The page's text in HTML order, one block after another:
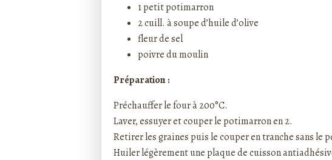
1 petit potimarron
2 cuill. à soupe d’huile d’olive
fleur de sel
poivre du moulin
Préparation :
Préchauffer le four à 200°C.
Laver, essuyer et couper le potimarron en 2.
Retirer les graines puis le couper en tranche sans le
Huiler légèrement une plaque de cuisson